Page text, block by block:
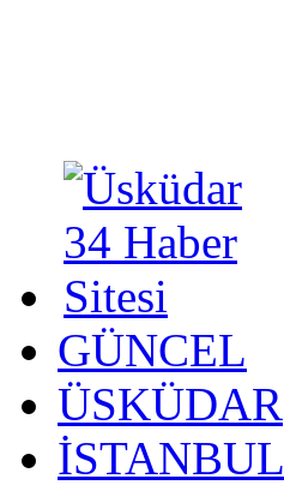
GÜNCEL
ÜSKÜDAR
İSTANBUL